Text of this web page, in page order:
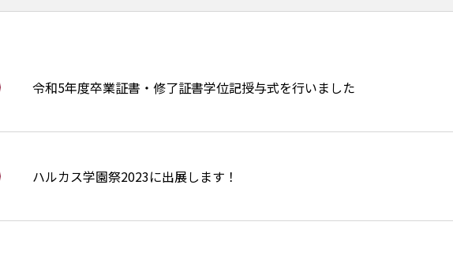
令和5年度卒業証書・修了証書学位記授与式を行いました
ハルカス学園祭2023に出展します！